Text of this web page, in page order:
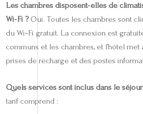
Les chambres disposent‑elles de
Wi‑Fi ?Oui. Toutes les chambres sont
du Wi‑Fi gratuit. La connexion est
communs et les chambres, et l’hôtel
prises de recharge et des postes
Quels services sont inclus dans le
tarif comprend :